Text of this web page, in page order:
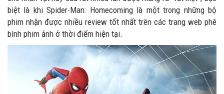
biệt là khi Spider-Man: Homecoming là một trong những bộ
phim nhận được nhiều review tốt nhất trên các trang web phê
bình phim ảnh ở thời điểm hiện tại.